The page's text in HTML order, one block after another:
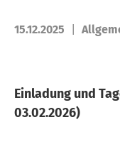
15.12.2025
Einladung und
03.02.2026)